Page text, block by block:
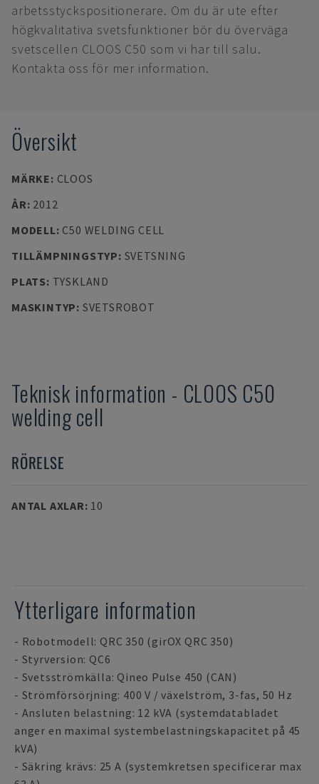
arbetsstyckspositionerare. Om du är ute efter
högkvalitativa svetsfunktioner bör du överväga
svetscellen CLOOS C50 som vi har till salu.
Kontakta oss för mer information.
Översikt
MÄRKE: CLOOS
ÅR: 2012
MODELL: C50 WELDING CELL
TILLÄMPNINGSTYP: SVETSNING
PLATS: TYSKLAND
MASKINTYP: SVETSROBOT
Teknisk information - CLOOS C50
welding cell
RÖRELSE
ANTAL AXLAR: 10
Ytterligare information
- Robotmodell: QRC 350 (girOX QRC 350)
- Styrversion: QC6
- Svetsströmkälla: Qineo Pulse 450 (CAN)
- Strömförsörjning: 400 V / växelström, 3-fas, 50 Hz
- Ansluten belastning: 12 kVA (systemdatabladet
anger en maximal systembelastningskapacitet på 45
kVA)
- Säkring krävs: 25 A (systemkretsen specificerar max